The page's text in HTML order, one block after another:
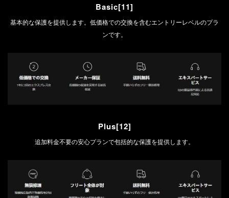
Basic[11]
基本的な保護を提供します。低価格での交換を含むエントリーレベルのプラ
ンです。
Plus[12]
追加料金不要の安心プランで包括的な保護を提供します。